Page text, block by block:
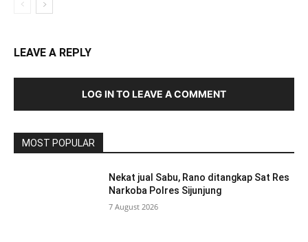
LEAVE A REPLY
LOG IN TO LEAVE A COMMENT
MOST POPULAR
Nekat jual Sabu, Rano ditangkap Sat Res
Narkoba Polres Sijunjung
7 August 2026